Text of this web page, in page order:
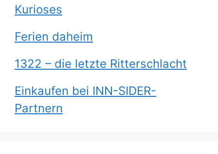
Kurioses
Ferien daheim
1322 – die letzte Ritterschlacht
Einkaufen bei INN-SIDER-
Partnern